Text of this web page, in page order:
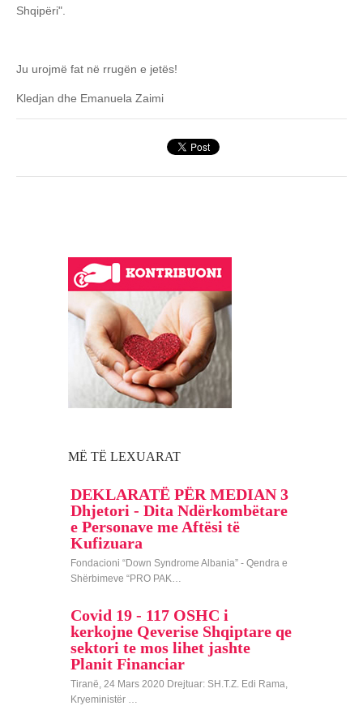
Shqipëri".
Ju urojmë fat në rrugën e jetës!
Kledjan dhe Emanuela Zaimi
MË TË LEXUARAT
DEKLARATË PËR MEDIAN 3
Dhjetori - Dita Ndërkombëtare
e Personave me Aftësi të
Kufizuara
Fondacioni “Down Syndrome Albania” - Qendra e
Shërbimeve “PRO PAK…
Covid 19 - 117 OSHC i
kerkojne Qeverise Shqiptare qe
sektori te mos lihet jashte
Planit Financiar
Tiranë, 24 Mars 2020 Drejtuar: SH.T.Z. Edi Rama,
Kryeministër …